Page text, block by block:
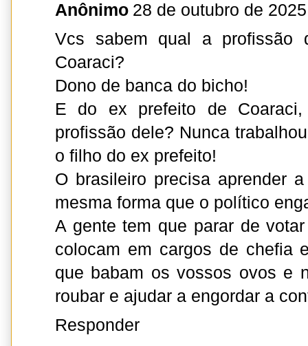
Anônimo 28 de outubro de
Vcs sabem qual a profissão
Coaraci?
Dono de banca do bicho!
E do ex prefeito de
profissão dele? Nunca
o filho do ex prefeito!
O brasileiro precisa aprender
mesma forma que o político
A gente tem que parar de
colocam em cargos de chefia
que babam os vossos ovos e
roubar e ajudar a engordar a
Responder